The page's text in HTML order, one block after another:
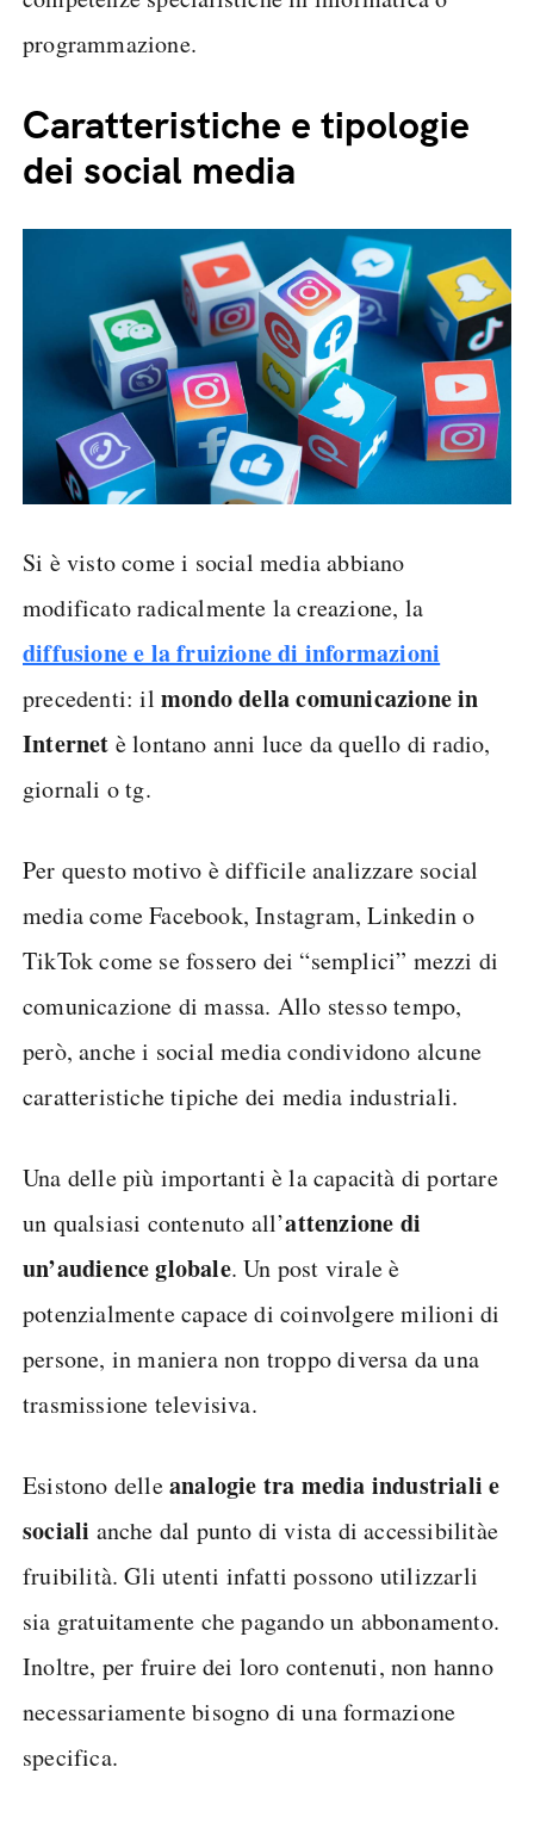
programmazione.
Caratteristiche e tipologie
dei social media
Si è visto come i social media abbiano
modificato radicalmente la creazione, la
diffusione e la fruizione di informazioni
precedenti: il mondo della comunicazione in
Internet è lontano anni luce da quello di radio,
giornali o tg.
Per questo motivo è difficile analizzare social
media come Facebook, Instagram, Linkedin o
TikTok come se fossero dei “semplici” mezzi di
comunicazione di massa. Allo stesso tempo,
però, anche i social media condividono alcune
caratteristiche tipiche dei media industriali.
Una delle più importanti è la capacità di portare
un qualsiasi contenuto all’attenzione di
un’audience globale. Un post virale è
potenzialmente capace di coinvolgere milioni di
persone, in maniera non troppo diversa da una
trasmissione televisiva.
Esistono delleanalogie tra media industriali e
sociali anche dal punto di vista di accessibilitàe
fruibilità. Gli utenti infatti possono utilizzarli
sia gratuitamente che pagando un abbonamento.
Inoltre, per fruire dei loro contenuti, non hanno
necessariamente bisogno di una formazione
specifica.